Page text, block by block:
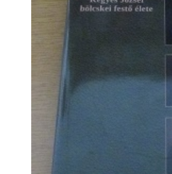
Fogorvos
Védőnői szolgálat
Központi orvosi ügyelet
Alapszolgáltatási Központ